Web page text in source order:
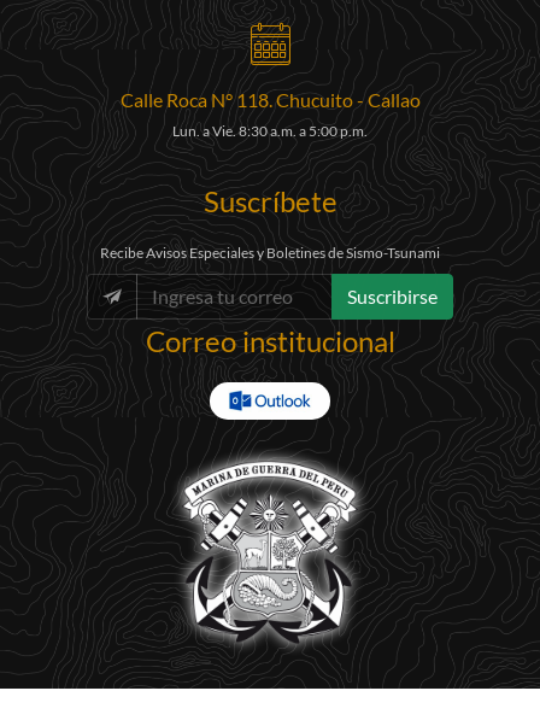
Calle Roca N° 118. Chucuito - Callao
Lun. a Vie. 8:30 a.m. a 5:00 p.m.
Suscríbete
Recibe Avisos Especiales y Boletines de Sismo-Tsunami
Suscribirse
Correo institucional